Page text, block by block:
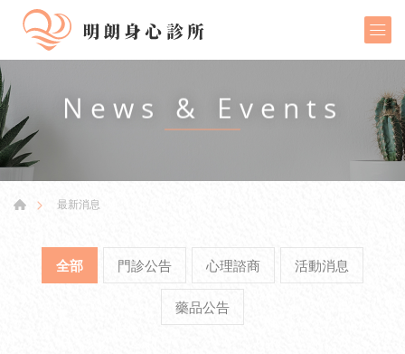
News & Events
最新消息
全部 門診公告 心理諮商 活動消息
藥品公告